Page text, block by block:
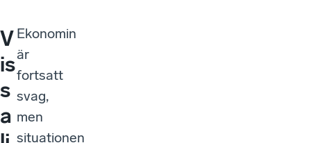
V
is
s
a
Ekonomin
är
fortsatt
svag,
men
situationen